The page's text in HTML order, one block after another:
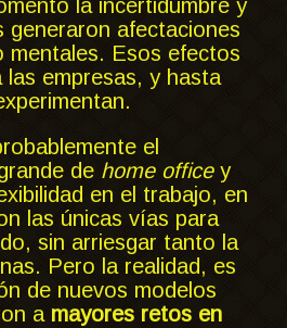
la incertidumbre y
generaron afectaciones
mentales. Esos efectos
las empresas, y hasta
el
de home office y
en el trabajo, en
las únicas vías para
sin arriesgar tanto la
Pero la realidad, es
de nuevos modelos
a mayores retos en